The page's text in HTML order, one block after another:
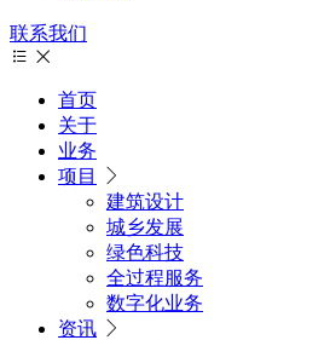
联系我们
首页
关于
业务
项目
建筑设计
城乡发展
绿色科技
全过程服务
数字化业务
资讯